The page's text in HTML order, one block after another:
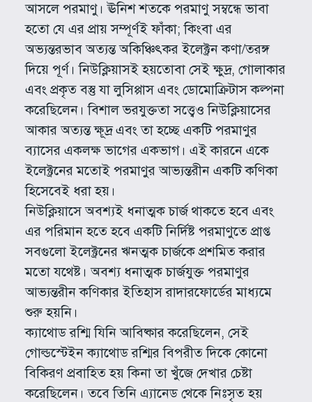
আসলে পরমাণু। ঊনিশ শতকে পরমাণু সম্বন্ধে ভাবা
হতো যে এর প্রায় সম্পূর্ণই ফাঁকা; কিংবা এর
অভ্যন্তরভাব অত্যন্ত অকিঞ্চিৎকর ইলেক্ট্রন কণা/তরঙ্গ
দিয়ে পূর্ণ। নিউক্লিয়াসই হয়তোবা সেই ক্ষুদ্র, গোলাকার
এবং প্রকৃত বস্তু যা লুসিপ্পাস এবং ডোমোক্রিটাস কল্পনা
করেছিলেন। বিশাল ভরযুক্ততা সত্ত্বেও নিউক্লিয়াসের
আকার অত্যন্ত ক্ষূদ্র এবং তা হচ্ছে একটি পরমাণুর
ব্যাসের একলক্ষ ভাগের একভাগ। এই কারনে একে
ইলেক্ট্রনের মতোই পরমাণুর আভ্যন্তরীন একটি কণিকা
হিসেবেই ধরা হয়।
নিউক্লিয়াসে অবশ্যই ধনাত্মক চার্জ থাকতে হবে এবং
এর পরিমান হতে হবে একটি নির্দিষ্ট পরমাণুতে প্রাপ্ত
সবগুলো ইলেক্ট্রনের ঋনত্মক চার্জকে প্রশমিত করার
মতো যথেষ্ট। অবশ্য ধনাত্মক চার্জযুক্ত পরমাণুর
আভ্যন্তরীন কণিকার ইতিহাস রাদারফোর্ডের মাধ্যমে
শুরু হয়নি।
ক্যাথোড রশ্মি যিনি আবিষ্কার করেছিলেন, সেই
গোল্ডস্টেইন ক্যাথোড রশ্মির বিপরীত দিকে কোনো
বিকিরণ প্রবাহিত হয় কিনা তা খুঁজে দেখার চেষ্টা
করেছিলেন। তবে তিনি এ্যানেড থেকে নিঃসৃত হয়